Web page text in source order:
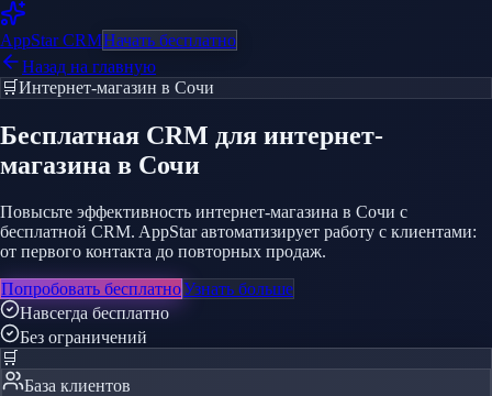
AppStarCRMНачать бесплатно
Назад на главную
🛒Интернет-магазин в Сочи
Бесплатная CRM для интернет-
магазина в Сочи
Повысьте эффективность интернет-магазина в Сочи с
бесплатной CRM. AppStar автоматизирует работу с клиентами:
от первого контакта до повторных продаж.
Попробовать бесплатноУзнать больше
Навсегда бесплатно
Без ограничений
🛒
База клиентов